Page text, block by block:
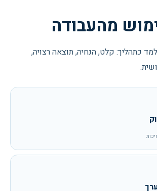
מהעבודה
כתהליך: קלט, הנחיה, תוצאה רצויה,